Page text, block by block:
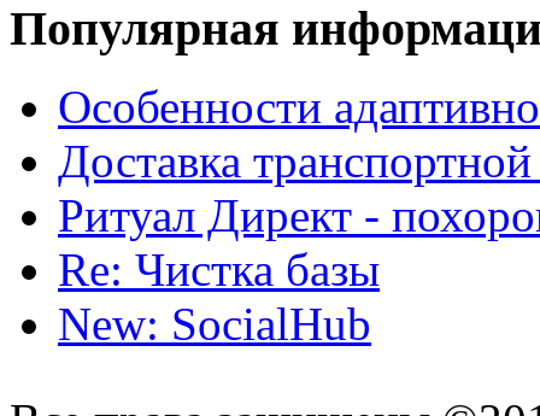
Популярная
Особенности
Доставка
Ритуал Директ -
Re: Чистка базы
New: SocialHub